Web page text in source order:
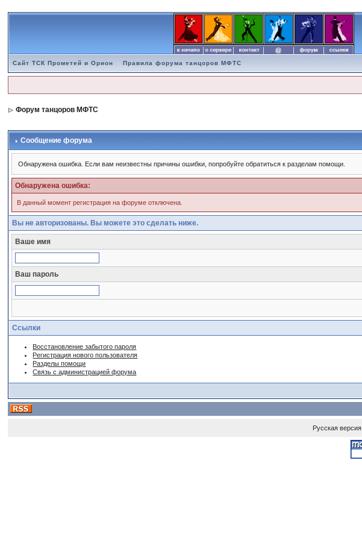
Сайт ТСК Прометей и Орион Правила форума танцоров МФТС
Форум танцоров МФТС
Сообщение форума
Обнаружена ошибка. Если вам неизвестны причины ошибки, попробуйте обратиться к разделам помощи.
Обнаружена ошибка:
В данный момент регистрация на форуме отключена.
Вы не авторизованы. Вы можете это сделать ниже.
Ваше имя
Ваш пароль
Ссылки
Восстановление забытого пароля
Регистрация нового пользователя
Разделы помощи
Связь с администрацией форума
Русская версия